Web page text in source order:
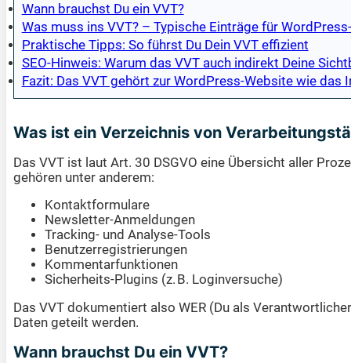
Wann brauchst Du ein VVT?
Was muss ins VVT? – Typische Einträge für
Praktische Tipps: So führst Du Dein VVT effizient
SEO-Hinweis: Warum das VVT auch indirekt Deine
Fazit: Das VVT gehört zur WordPress-Website wie das
Was ist ein Verzeichnis von
Das VVT ist laut Art. 30 DSGVO eine Übersicht aller
gehören unter anderem:
Kontaktformulare
Newsletter-Anmeldungen
Tracking- und Analyse-Tools
Benutzerregistrierungen
Kommentarfunktionen
Sicherheits-Plugins (z. B. Loginversuche)
Das VVT dokumentiert also WER (Du als
Daten geteilt werden.
Wann brauchst Du ein VVT?